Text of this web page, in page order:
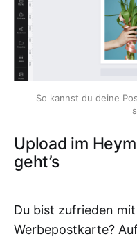
So kannst du deine
Upload im
geht’s
Du bist zufrieden
Werbepostkarte?